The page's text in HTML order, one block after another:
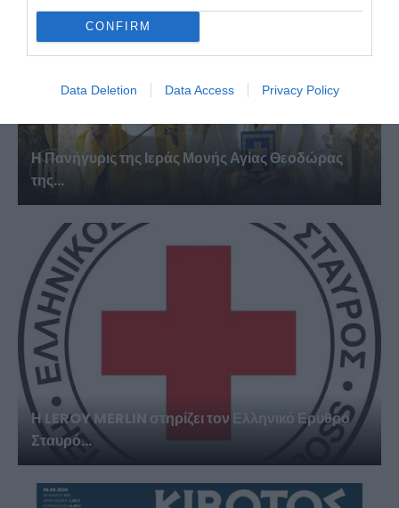
CONFIRM
Data Deletion Data Access Privacy Policy
Η Πανήγυρις της Ιεράς Μονής Αγίας Θεοδώρας
της...
Η LEROY MERLIN στηρίζει τον Ελληνικό Ερυθρό
Σταυρό...